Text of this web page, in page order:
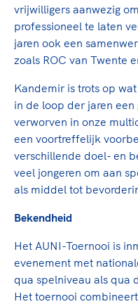
vrijwilligers aanwezig
professioneel te laten
jaren ook een
zoals ROC van Twente
Kandemir is trots op
in de loop der jaren
verworven in onze
een voortreffelijk
verschillende doel- en
veel jongeren om aan
als middel tot
Bekendheid
Het AUNI-Toernooi is
evenement met
qua spelniveau als qua
Het toernooi